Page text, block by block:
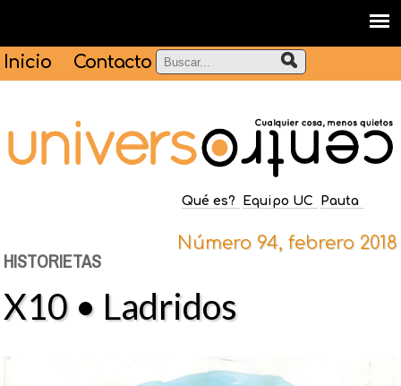
Inicio Contacto
Qué es? Equipo UC Pauta
Número 94, febrero 2018
HISTORIETAS
X10 • Ladridos